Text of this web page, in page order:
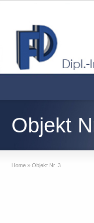
Objekt
Home » Objekt Nr. 3